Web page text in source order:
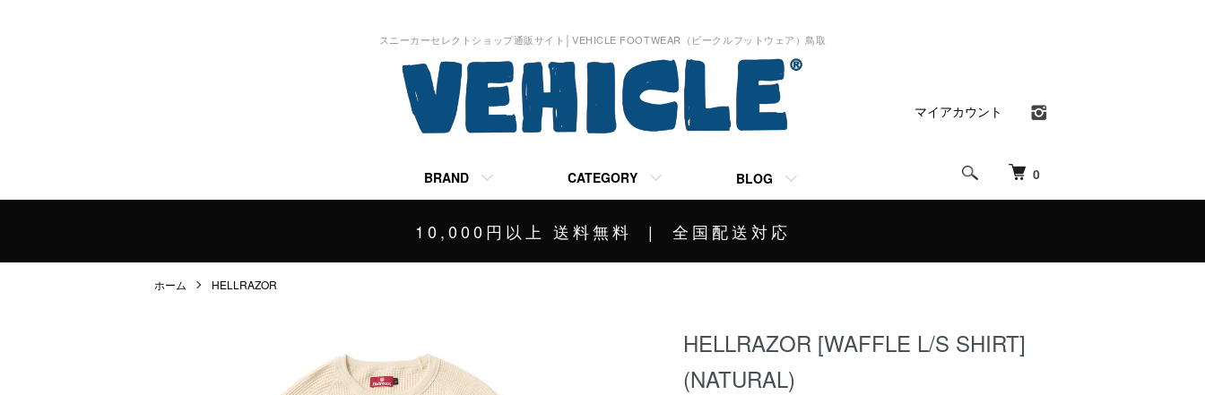
スニーカーセレクトショップ通販サイト│VEHICLE FOOTWEAR（ビークルフットウェア）鳥取
0
BRAND CATEGORY BLOG
マイアカウント
10,000円以上 送料無料 | 全国配送対応
ホーム HELLRAZOR
HELLRAZOR [WAFFLE L/S SHIRT]
(NATURAL)